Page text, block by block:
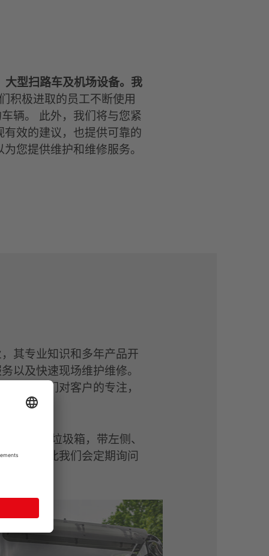
型扫路车及机场设备。我
积极进取的员工不断使用
辆。 此外，我们将与您紧
效的建议，也提供可靠的
您提供维护和维修服务。
其专业知识和多年产品开
以及快速现场维护维修。
开。我们对客户的专注，
12m³的垃圾箱，带左侧、
用，因此我们会定期询问